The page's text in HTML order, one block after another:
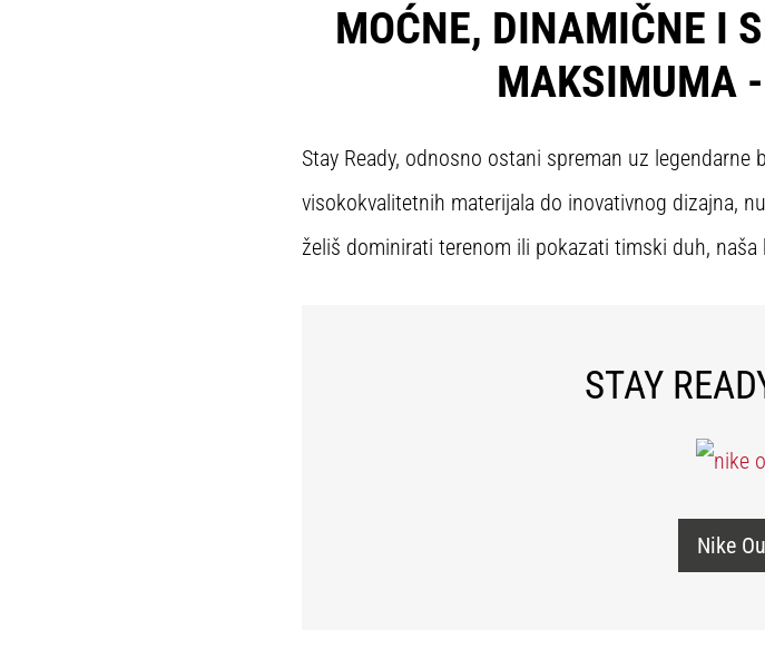
MOĆNE, DINAMIČNE I
MAKSIMUMA
Stay Ready, odnosno ostani spreman uz legendarne
visokokvalitetnih materijala do inovativnog dizajna,
želiš dominirati terenom ili pokazati timski duh,
STAY
Nike